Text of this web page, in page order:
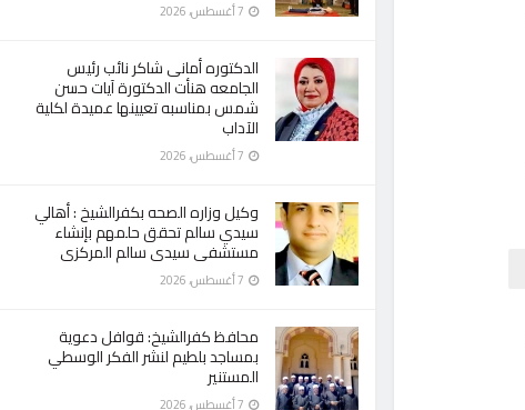
الدكتوره أمانى شاكر نائب رئيس
الجامعه هنأت الدكتورة آيات حسن
شمس بمناسبه تعيينها عميدة لكلية
الآداب
وكيل وزاره الصحه بكفرالشيخ : أهالي
سيدي سالم تحقق حلمهم بإنشاء
مستشفى سيدى سالم المركزى
محافظ كفرالشيخ: قوافل دعوية
بمساجد بلطيم لنشر الفكر الوسطي
المستنير